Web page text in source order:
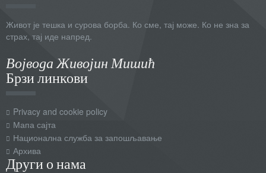
Живот је тешка и сурова борба. Ко сме, тај може. Ко не зна за
страх, тај иде напред.
Војвода Живојин Мишић
Брзи линкови
Privacy and cookie policy
Мапа сајта
Национална служба за запошљавање
Архива
Други о нама